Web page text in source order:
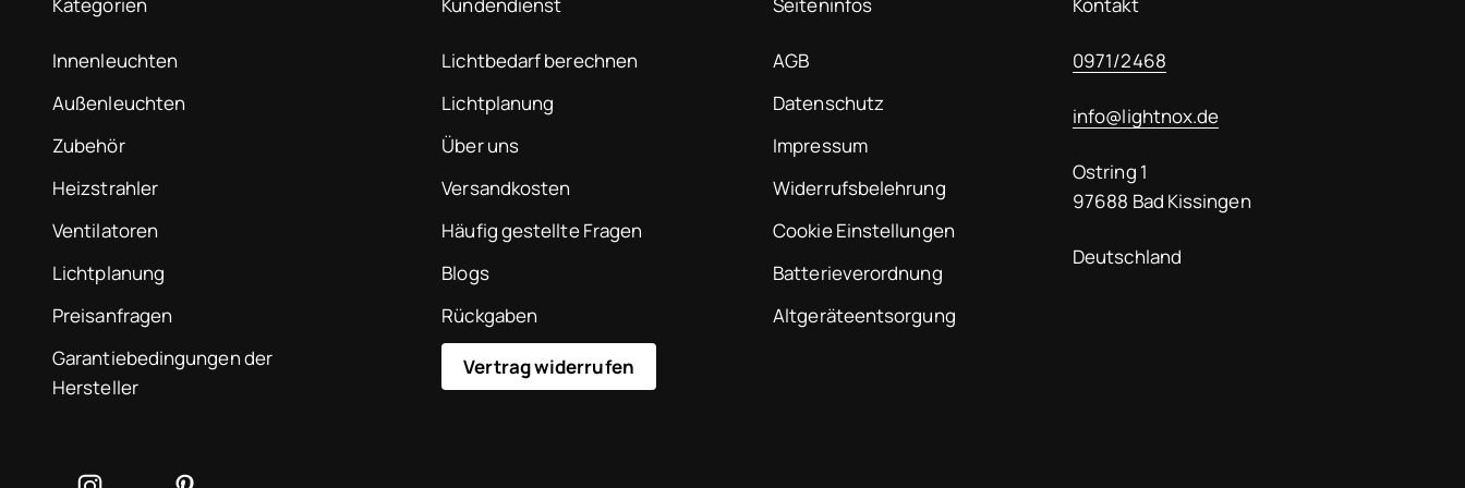
Kategorien
Innenleuchten
Außenleuchten
Zubehör
Heizstrahler
Ventilatoren
Lichtplanung
Preisanfragen
Garantiebedingungen der
Hersteller
Kundendienst
Lichtbedarf berechnen
Lichtplanung
Über uns
Versandkosten
Häufig gestellte Fragen
Blogs
Rückgaben
Vertrag widerrufen
Seiteninfos
AGB
Datenschutz
Impressum
Widerrufsbelehrung
Cookie Einstellungen
Batterieverordnung
Altgeräteentsorgung
Kontakt
0971/2468
info@lightnox.de
Ostring 1
97688 Bad Kissingen
Deutschland